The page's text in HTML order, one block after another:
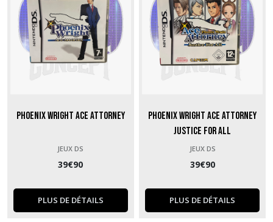
Phoenix Wright Ace Attorney
JEUX DS
39€90
PLUS DE DÉTAILS
Phoenix Wright Ace Attorney
Justice for All
JEUX DS
39€90
PLUS DE DÉTAILS